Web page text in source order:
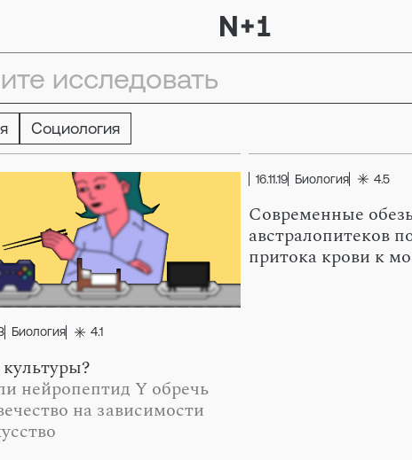
Социология
Биология 4.1
нейропептид Y обречь
на зависимости
16.11.19 Биология 4.5
Современные
австралопитеков
притока крови к